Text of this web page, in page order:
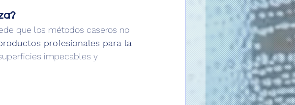
que los métodos caseros no
profesionales para la
impecables y